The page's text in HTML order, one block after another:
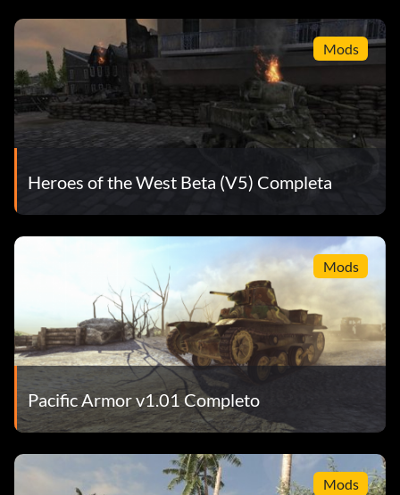
Mods
Heroes of the West Beta (V5) Completa
Mods
Pacific Armor v1.01 Completo
Mods